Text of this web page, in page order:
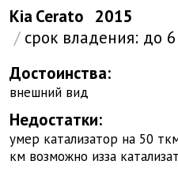
Kia Cerato 2015
/срок владения: до
Достоинства:
внешний вид
Недостатки:
умер катализатор на 50
км возможно изза